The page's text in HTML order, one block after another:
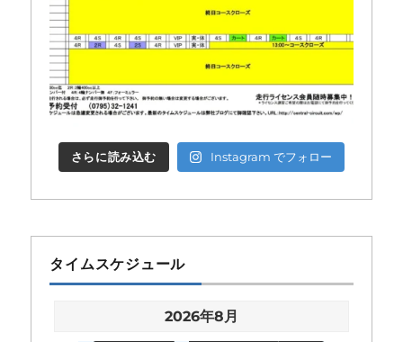
さらに読み込む Instagram でフォロー
タイムスケジュール
2026年8月